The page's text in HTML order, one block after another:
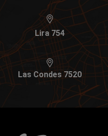
Lira 754
Las Condes 7520